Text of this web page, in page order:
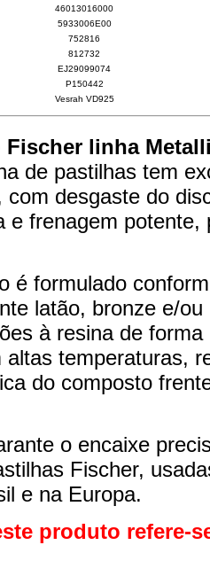
46013016000
5933006E00
752816
812732
EJ29099074
P150442
Vesrah VD925
Fischer linha
de pastilhas tem
com desgaste do
e frenagem potente,
é formulado
latão, bronze e/
à resina de
temperaturas,
do composto
o encaixe
Fischer,
e na Europa.
produto refere-